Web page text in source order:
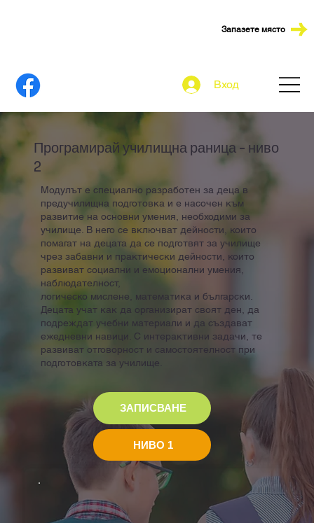
Вход
Запазете място
Програмирай училищна раница - ниво
2
Модулът e специално разработен за деца в
предучилищна подготовка и е насочен към
развитие на основни умения, необходими за
училище. В него се включват дейности, които
помагат на децата да се подготвят за училище
чрез забавни и практически дейности, които
развиват социални и емоционални умения,
наблюдателност,
логическо мислене, математика и български.
Децата учат как да организират своят ден, да
подреждат учебни материали и да създават
ежедневни навици. С интерактивни задачи, те
развиват отговорност и самостоятелност при
подготовката за училище.
ЗАПИСВАНЕ
НИВО 1